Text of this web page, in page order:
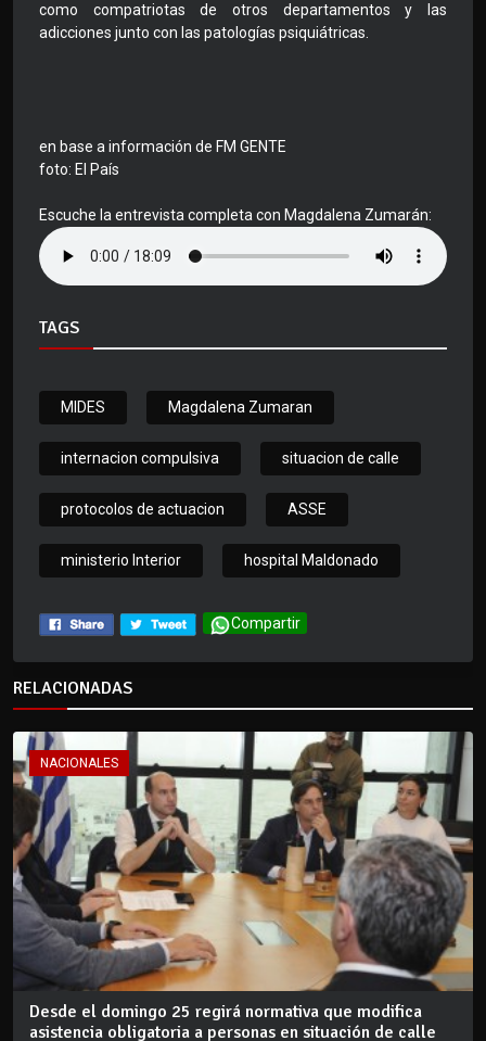
como compatriotas de otros departamentos y las
adicciones junto con las patologías psiquiátricas.
en base a información de FM GENTE
foto: El País
Escuche la entrevista completa con Magdalena Zumarán:
TAGS
MIDES Magdalena Zumaran
internacion compulsiva situacion de calle
protocolos de actuacion ASSE
ministerio Interior hospital Maldonado
Compartir
RELACIONADAS
NACIONALES
Desde el domingo 25 regirá normativa que modifica
asistencia obligatoria a personas en situación de calle